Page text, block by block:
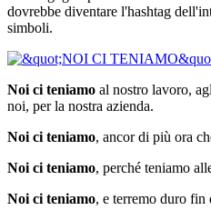
dovrebbe diventare l'hashtag
simboli.
Noi ci teniamo al nostro lavoro,
noi, per la nostra azienda.
Noi ci teniamo, ancor di più ora
Noi ci teniamo, perché teniamo
Noi ci teniamo, e terremo duro fin